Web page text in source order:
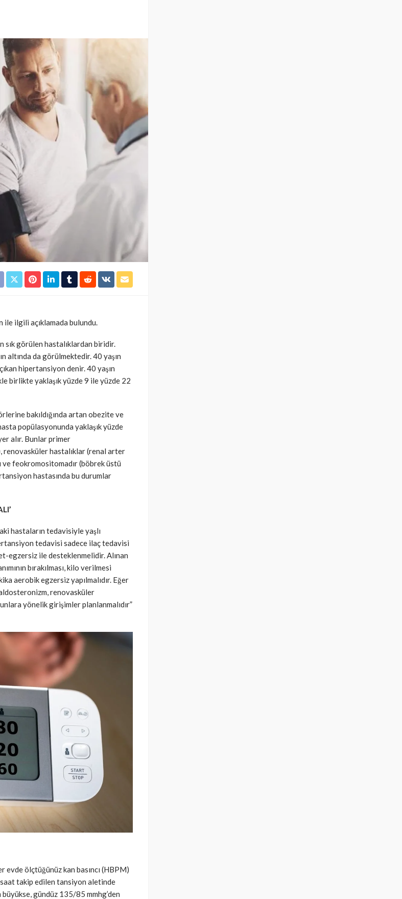
ile ilgili açıklamada bulundu.
sık görülen hastalıklardan biridir.
altında da görülmektedir. 40 yaşın
hipertansiyon denir. 40 yaşın
birlikte yaklaşık yüzde 9 ile yüzde 22
bakıldığında artan obezite ve
popülasyonunda yaklaşık yüzde
alır. Bunlar primer
renovasküler hastalıklar (renal arter
feokromositomadır (böbrek üstü
hastasında bu durumlar
hastaların tedavisiyle yaşlı
tedavisi sadece ilaç tedavisi
egzersiz ile desteklenmelidir. Alınan
bırakılması, kilo verilmesi
aerobik egzersiz yapılmalıdır. Eğer
renovasküler
yönelik girişimler planlanmalıdır”
evde ölçtüğünüz kan basıncı (HBPM)
takip edilen tansiyon aletinde
gündüz 135/85 mmhg’den